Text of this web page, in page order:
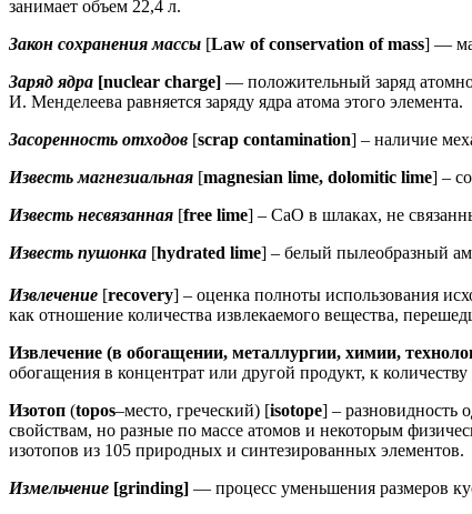
занимает объем 22,4 л.
Закон сохранения массы [Law of conservation of mass] —
Заряд ядра [nuclear charge] — положительный заряд
И. Менделеева равняется заряду ядра атома этого элемента.
Засоренность отходов [scrap contamination] – наличие
Известь магнезиальная [magnesian lime, dolomitic lime] –
Известь несвязанная [free lime] – CaO в шлаках, не
Известь пушонка [hydrated lime] – белый пылеобразный
Извлечение [recovery] – оценка полноты использования
как отношение количества извлекаемого вещества,
Извлечение (в обогащении, металлургии, химии,
обогащения в концентрат или другой продукт, к
Изотоп (topos–место, греческий) [isotope] – разновидность
свойствам, но разные по массе атомов и некоторым
изотопов из 105 природных и синтезированных элементов.
Измельчение [grinding] — процесс уменьшения размеров